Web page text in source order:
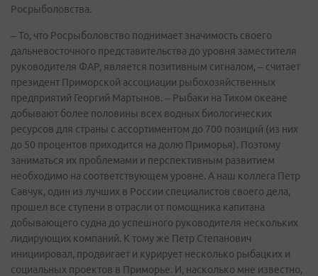
Росрыболовства.
– То, что Росрыболовство поднимает значимость своего
дальневосточного представительства до уровня заместителя
руководителя ФАР, является позитивным сигналом, – считает
президент Приморской ассоциации рыбохозяйственных
предприятий Георгий Мартынов. – Рыбаки на Тихом океане
добывают более половины всех водных биологических
ресурсов для страны с ассортиментом до 700 позиций (из них
до 50 процентов приходится на долю Приморья). Поэтому
заниматься их проблемами и перспективным развитием
необходимо на соответствующем уровне. А наш коллега Петр
Савчук, один из лучших в России специалистов своего дела,
прошел все ступени в отрасли от помощника капитана
добывающего судна до успешного руководителя нескольких
лидирующих компаний. К тому же Петр Степанович
инициировал, продвигает и курирует несколько рыбацких и
социальных проектов в Приморье. И, насколько мне известно,